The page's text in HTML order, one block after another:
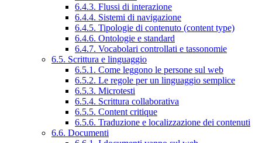
6.4.3. Flussi di interazione
6.4.4. Sistemi di navigazione
6.4.5. Tipologie di contenuto (content type)
6.4.6. Ontologie e standard
6.4.7. Vocabolari controllati e tassonomie
6.5. Scrittura e linguaggio
6.5.1. Come leggono le persone sul web
6.5.2. Le regole per un linguaggio semplice
6.5.3. Microtesti
6.5.4. Scrittura collaborativa
6.5.5. Content critique
6.5.6. Traduzione e localizzazione dei contenuti
6.6. Documenti